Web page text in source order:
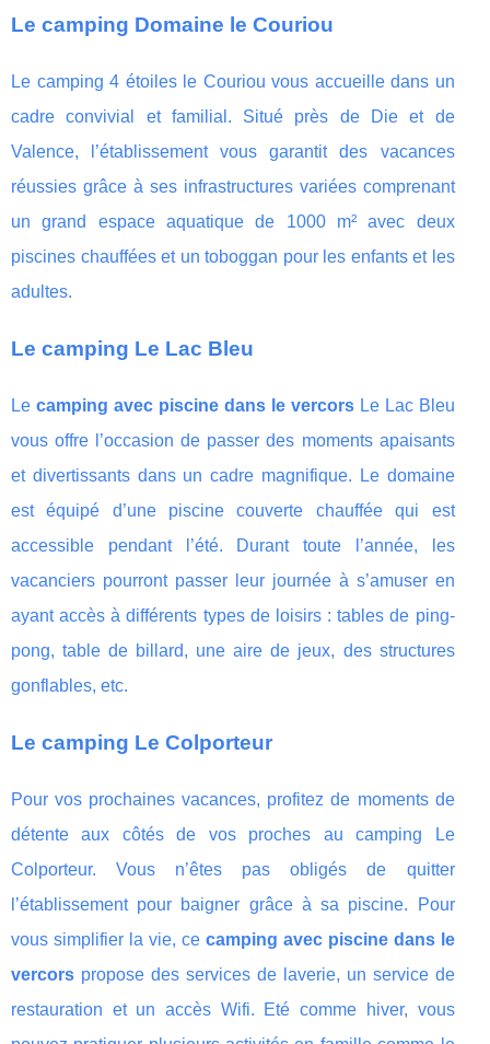
Le camping Domaine le Couriou
Le camping 4 étoiles le Couriou vous accueille dans un
cadre convivial et familial. Situé près de Die et de
Valence, l’établissement vous garantit des vacances
réussies grâce à ses infrastructures variées comprenant
un grand espace aquatique de 1000 m² avec deux
piscines chauffées et un toboggan pour les enfants et les
adultes.
Le camping Le Lac Bleu
Le camping avec piscine dans le vercorsLe Lac Bleu
vous offre l’occasion de passer des moments apaisants
et divertissants dans un cadre magnifique. Le domaine
est équipé d’une piscine couverte chauffée qui est
accessible pendant l’été. Durant toute l’année, les
vacanciers pourront passer leur journée à s’amuser en
ayant accès à différents types de loisirs : tables de ping-
pong, table de billard, une aire de jeux, des structures
gonflables, etc.
Le camping Le Colporteur
Pour vos prochaines vacances, profitez de moments de
détente aux côtés de vos proches au camping Le
Colporteur. Vous n’êtes pas obligés de quitter
l’établissement pour baigner grâce à sa piscine. Pour
vous simplifier la vie, ce camping avec piscine dans le
vercors propose des services de laverie, un service de
restauration et un accès Wifi. Eté comme hiver, vous